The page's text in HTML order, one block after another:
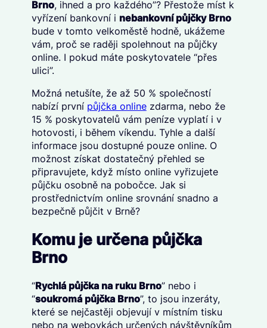
Brno, ihned a pro každého”? Přestože míst k
vyřízení bankovní i nebankovní půjčky Brno
bude v tomto velkoměstě hodně, ukážeme
vám, proč se raději spolehnout na půjčky
online. I pokud máte poskytovatele “přes
ulici”.
Možná netušíte, že až 50 % společností
nabízí první půjčka onlinezdarma, nebo že
15 % poskytovatelů vám peníze vyplatí i v
hotovosti, i během víkendu. Tyhle a další
informace jsou dostupné pouze online. O
možnost získat dostatečný přehled se
připravujete, když místo online vyřizujete
půjčku osobně na pobočce. Jak si
prostřednictvím online srovnání snadno a
bezpečně půjčit v Brně?
Komu je určena půjčka
Brno
“Rychlá půjčka na ruku Brno” nebo i
“soukromá půjčka Brno”, to jsou inzeráty,
které se nejčastěji objevují v místním tisku
nebo na webovkách určených návštěvníkům